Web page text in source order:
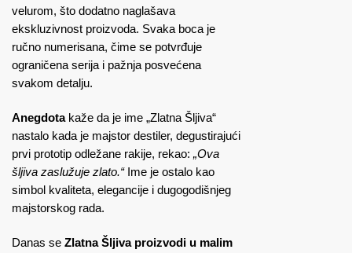
velurom, što dodatno naglašava
ekskluzivnost proizvoda. Svaka boca je
ručno numerisana, čime se potvrđuje
ograničena serija i pažnja posvećena
svakom detalju.
Anegdotakaže da je ime „Zlatna Šljiva“
nastalo kada je majstor destiler, degustirajući
prvi prototip odležane rakije, rekao: „Ova
šljiva zaslužuje zlato.“Ime je ostalo kao
simbol kvaliteta, elegancije i dugogodišnjeg
majstorskog rada.
Danas se Zlatna Šljiva proizvodi u malim